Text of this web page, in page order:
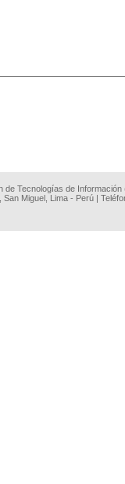
de Tecnologías de
San Miguel, Lima - Perú |